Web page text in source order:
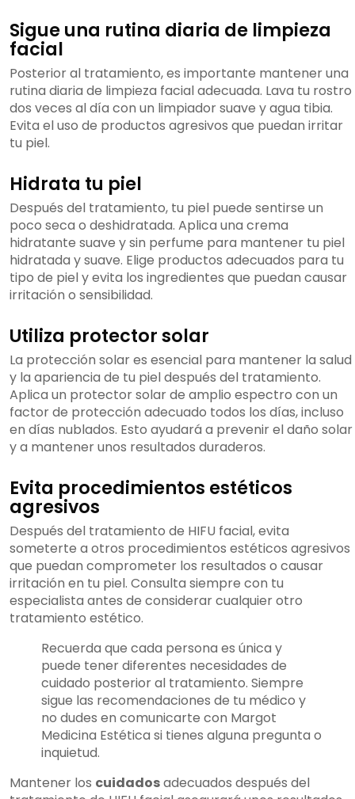
Sigue una rutina diaria de limpieza
facial
Posterior al tratamiento, es importante mantener una
rutina diaria de limpieza facial adecuada. Lava tu rostro
dos veces al día con un limpiador suave y agua tibia.
Evita el uso de productos agresivos que puedan irritar
tu piel.
Hidrata tu piel
Después del tratamiento, tu piel puede sentirse un
poco seca o deshidratada. Aplica una crema
hidratante suave y sin perfume para mantener tu piel
hidratada y suave. Elige productos adecuados para tu
tipo de piel y evita los ingredientes que puedan causar
irritación o sensibilidad.
Utiliza protector solar
La protección solar es esencial para mantener la salud
y la apariencia de tu piel después del tratamiento.
Aplica un protector solar de amplio espectro con un
factor de protección adecuado todos los días, incluso
en días nublados. Esto ayudará a prevenir el daño solar
y a mantener unos resultados duraderos.
Evita procedimientos estéticos
agresivos
Después del tratamiento de HIFU facial, evita
someterte a otros procedimientos estéticos agresivos
que puedan comprometer los resultados o causar
irritación en tu piel. Consulta siempre con tu
especialista antes de considerar cualquier otro
tratamiento estético.
Recuerda que cada persona es única y
puede tener diferentes necesidades de
cuidado posterior al tratamiento. Siempre
sigue las recomendaciones de tu médico y
no dudes en comunicarte con Margot
Medicina Estética si tienes alguna pregunta o
inquietud.
Mantener los cuidadosadecuados después del